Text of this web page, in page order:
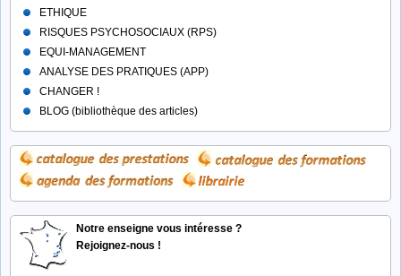
ETHIQUE
RISQUES PSYCHOSOCIAUX (RPS)
EQUI-MANAGEMENT
ANALYSE DES PRATIQUES (APP)
CHANGER !
BLOG (bibliothèque des articles)
Notre enseigne vous intéresse ?
Rejoignez-nous !